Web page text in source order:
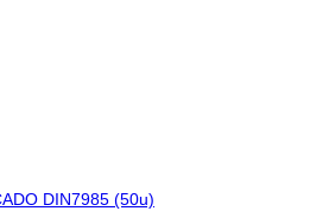
DIN7985 (50u)